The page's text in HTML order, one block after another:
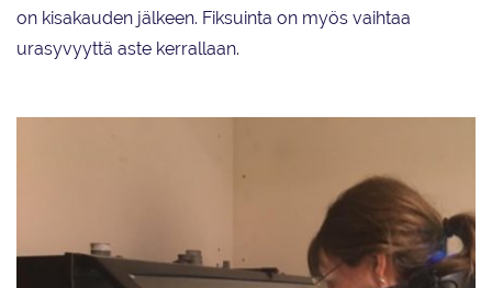
on kisakauden jälkeen. Fiksuinta on myös vaihtaa
urasyvyyttä aste kerrallaan.